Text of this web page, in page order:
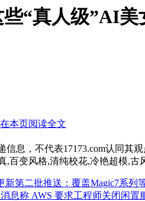
“真人级”AI美
在本页阅读全文
信息，不代表17173.com认同其观
,百变风格,清纯校花,冷艳超模,
新第二批推送：覆盖Magic7系列
息称 AWS 要求工程师关闭闲置